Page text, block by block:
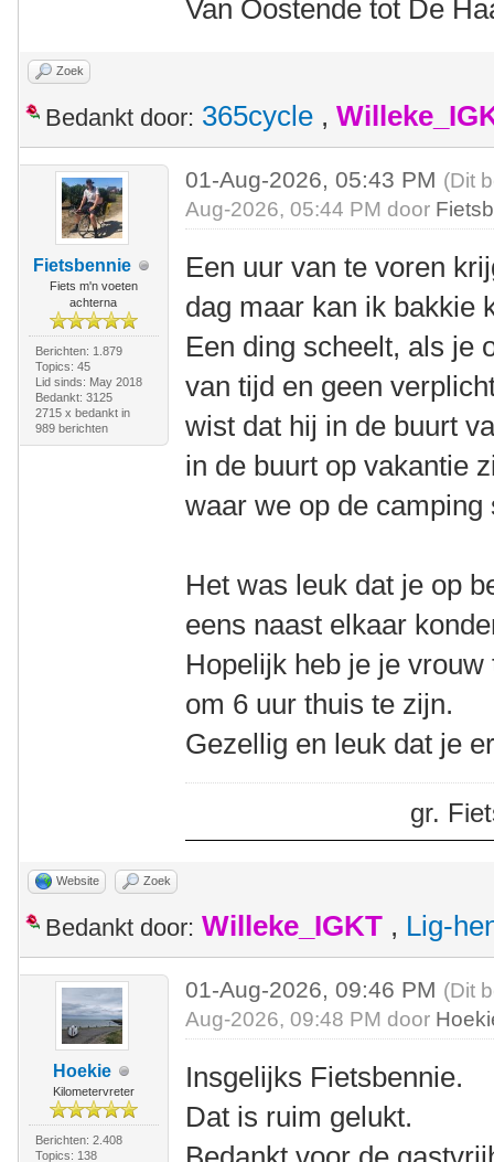
Van Oostende tot De
Zoek
Bedankt door: 365cycle ,
Fietsbennie
Fiets m'n voeten
achterna
Berichten: 1.879
Topics: 45
Lid sinds: May 2018
Bedankt: 3125
2715 x bedankt in
989 berichten
01-Aug-2026, 05:43 PM (Dit
Aug-2026, 05:44 PM door
Een uur van te voren
dag maar kan ik bakkie
Een ding scheelt, als je
van tijd en geen
wist dat hij in de buurt
in de buurt op vakantie
waar we op de
Het was leuk dat je op
eens naast elkaar
Hopelijk heb je je
om 6 uur thuis te zijn.
Gezellig en leuk dat je
gr.
Website Zoek
Bedankt door: Willeke_IGKT , Lig-
Hoekie
Kilometervreter
Berichten: 2.408
Topics: 138
01-Aug-2026, 09:46 PM (Dit
Aug-2026, 09:48 PM door
Insgelijks Fietsbennie.
Dat is ruim gelukt.